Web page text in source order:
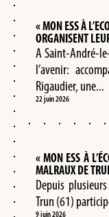
« MON ESS À
ORGANISENT
A Saint-André-
l’avenir:
Rigaudier, une...
22 juin 2026
« MON ESS À
MALRAUX DE
Depuis
Trun (61)
9 juin 2026